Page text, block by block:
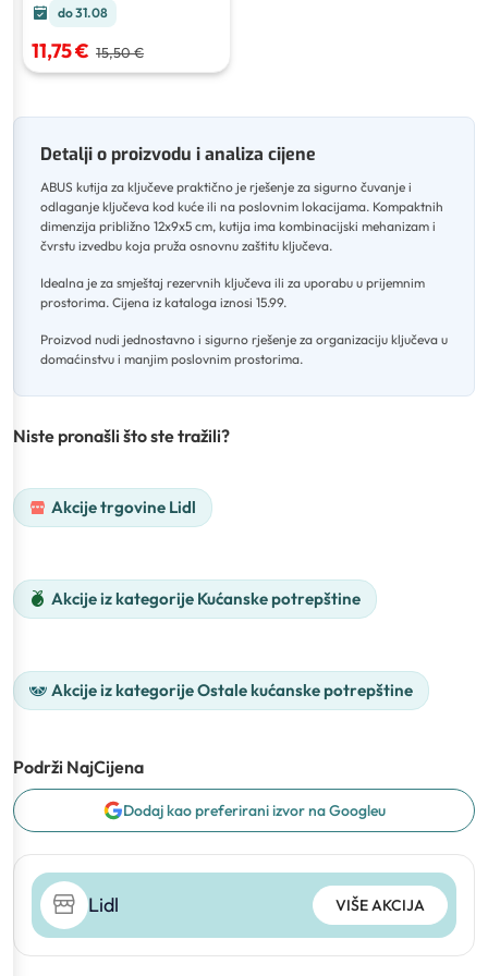
do 31.08
11,75 € 15,50 €
Detalji o proizvodu i analiza cijene
ABUS kutija za ključeve praktično je rješenje za sigurno čuvanje i
odlaganje ključeva kod kuće ili na poslovnim lokacijama. Kompaktnih
dimenzija približno 12x9x5 cm, kutija ima kombinacijski mehanizam i
čvrstu izvedbu koja pruža osnovnu zaštitu ključeva.
Idealna je za smještaj rezervnih ključeva ili za uporabu u prijemnim
prostorima. Cijena iz kataloga iznosi 15.99.
Proizvod nudi jednostavno i sigurno rješenje za organizaciju ključeva u
domaćinstvu i manjim poslovnim prostorima.
Niste pronašli što ste tražili?
Akcije trgovine Lidl
Akcije iz kategorije Kućanske potrepštine
Akcije iz kategorije Ostale kućanske potrepštine
Podrži NajCijena
Dodaj kao preferirani izvor na Googleu
Lidl VIŠE AKCIJA